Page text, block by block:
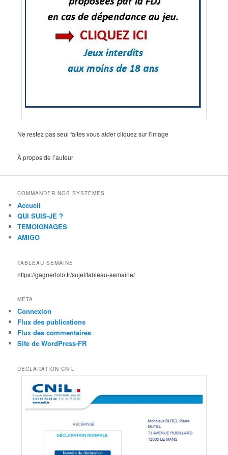
Ne restez pas seul faites vous aider cliquez sur l'image
À propos de l’auteur
COMMANDER NOS SYSTEMES
Accueil
QUI SUIS-JE ?
TEMOIGNAGES
AMIGO
TABLEAU SEMAINE
https://gagnerloto.fr/sujet/tableau-semaine/
MÉTA
Connexion
Flux des publications
Flux des commentaires
Site de WordPress-FR
DECLARATION CNIL